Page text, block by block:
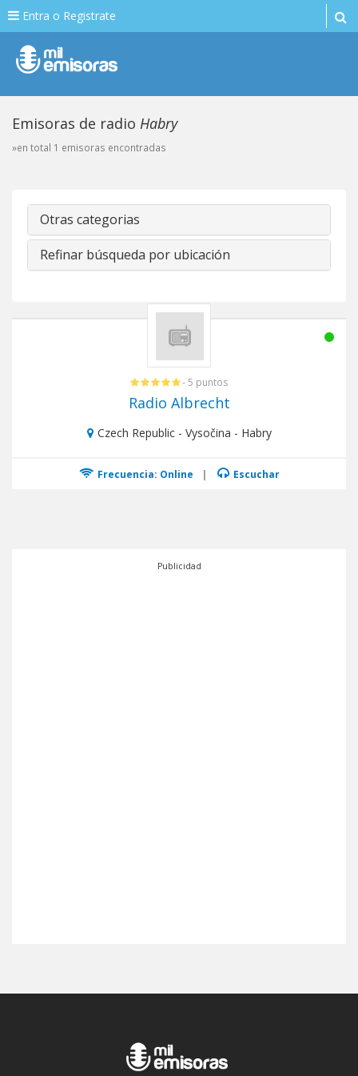
Entra o Registrate
Emisoras de radio Habry
»en total 1 emisoras encontradas
Otras categorias
Refinar búsqueda por ubicación
- 5 puntos
Radio Albrecht
Czech Republic - Vysočina - Habry
Frecuencia: Online | Escuchar
Publicidad